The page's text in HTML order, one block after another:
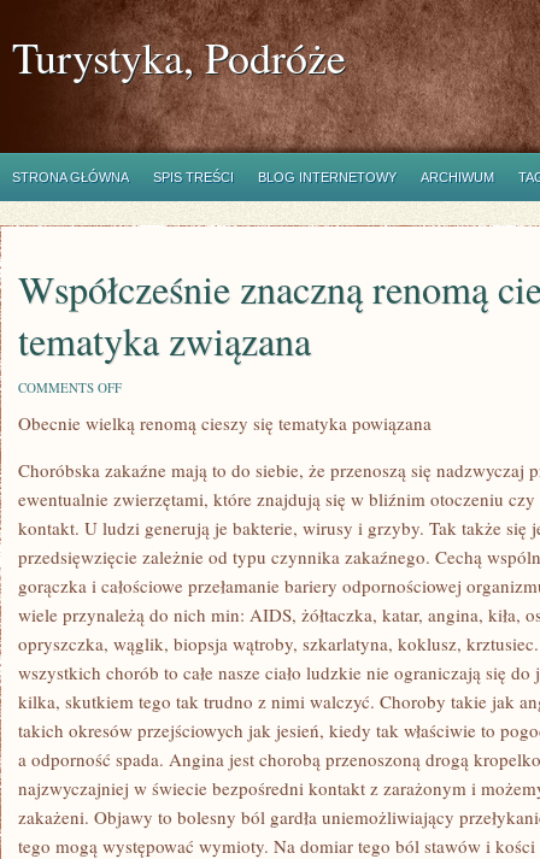
Turystyka, Podróże
STRONA GŁÓWNA SPIS TREŚCI BLOG INTERNETOWY ARCHIWUM
Współcześnie znaczną renomą
tematyka związana
COMMENTS OFFON
ZNACZNĄ
RENOMĄ
SIĘ
TEMATYKA
ZWIĄZANA
Obecnie wielką renomą cieszy się tematyka powiązana
Choróbska zakaźne mają to do siebie, że przenoszą się nadzwyczaj
ewentualnie zwierzętami, które znajdują się w bliźnim otoczeniu czy
kontakt. U ludzi generują je bakterie, wirusy i grzyby. Tak także się
przedsięwzięcie zależnie od typu czynnika zakaźnego. Cechą
gorączka i całościowe przełamanie bariery odpornościowej
wiele przynależą do nich min: AIDS, żółtaczka, katar, angina, kiła,
opryszczka, wąglik, biopsja wątroby, szkarlatyna, koklusz,
wszystkich chorób to całe nasze ciało ludzkie nie ograniczają się
kilka, skutkiem tego tak trudno z nimi walczyć. Choroby takie jak
takich okresów przejściowych jak jesień, kiedy tak właściwie to
a odporność spada. Angina jest chorobą przenoszoną drogą
najzwyczajniej w świecie bezpośredni kontakt z zarażonym i
zakażeni. Objawy to bolesny ból gardła uniemożliwiający
tego mogą występować wymioty. Na domiar tego ból stawów i kości